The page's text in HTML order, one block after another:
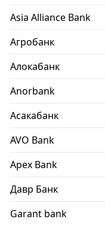
Asia Alliance Bank
Агробанк
Алокабанк
Anorbank
Асакабанк
AVO Bank
Apex Bank
Давр Банк
Garant bank